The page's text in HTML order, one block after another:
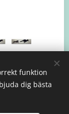
25 83 31 |
funktion
dig bästa